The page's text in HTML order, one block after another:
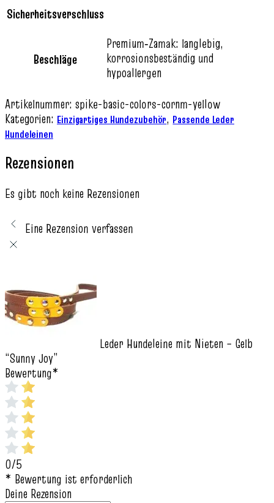
Sicherheitsverschluss
Beschläge
Premium‑Zamak: langlebig,
korrosionsbeständig und
hypoallergen
Artikelnummer: spike-basic-colors-cornm-yellow
Kategorien: Einzigartiges Hundezubehör, Passende Leder
Hundeleinen
Rezensionen
Es gibt noch keine Rezensionen
Eine Rezension verfassen
Leder Hundeleine mit Nieten – Gelb
“Sunny Joy”
Bewertung*
0/5
* Bewertung ist erforderlich
Deine Rezension